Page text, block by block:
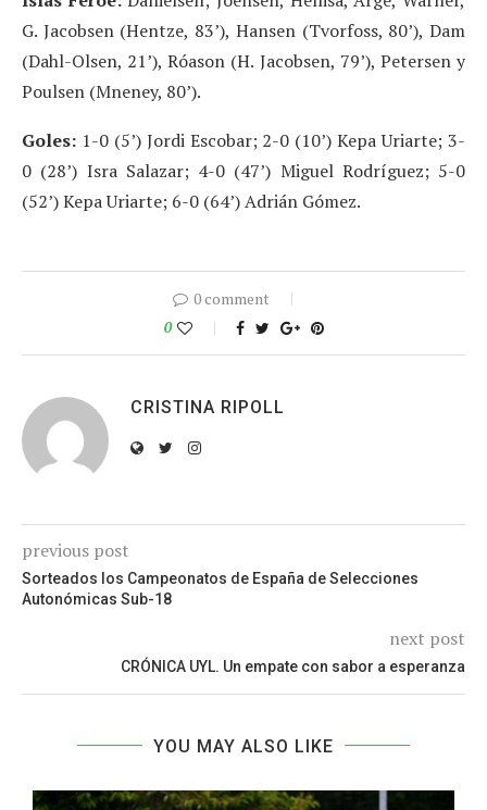
G. Jacobsen (Hentze, 83’), Hansen (Tvorfoss, 80’), Dam
(Dahl-Olsen, 21’), Róason (H. Jacobsen, 79’), Petersen y
Poulsen (Mneney, 80’).
Goles: 1-0 (5’) Jordi Escobar; 2-0 (10’) Kepa Uriarte; 3-
0 (28’) Isra Salazar; 4-0 (47’) Miguel Rodríguez; 5-0
(52’) Kepa Uriarte; 6-0 (64’) Adrián Gómez.
0 comment
0
CRISTINA RIPOLL
previous post
Sorteados los Campeonatos de España de Selecciones
Autonómicas Sub-18
next post
CRÓNICA UYL. Un empate con sabor a esperanza
YOU MAY ALSO LIKE